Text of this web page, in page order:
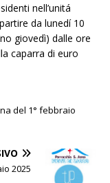
nell’unitá
da lunedí 10
giovedì) dalle ore
caparra di euro
del 1° febbraio
2025